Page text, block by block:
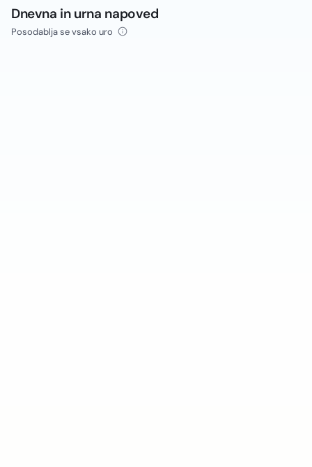
Dnevna in urna napoved
Posodablja se vsako uro